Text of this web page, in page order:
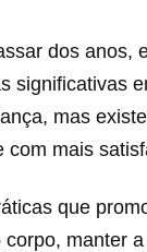
dos anos,
significativas
mas
com mais
que
corpo, manter